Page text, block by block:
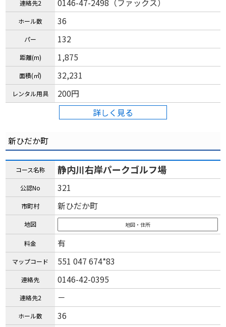
連絡先2 0146-47-2498（ファックス）
ホール数 36
パー 132
距離(m) 1,875
面積(㎡) 32,231
レンタル用具
200円
詳しく見る
新ひだか町
コース名称 静内川右岸パークゴルフ場
公認No 321
市町村 新ひだか町
地図 地図・住所
料金 有
マップコード 551 047 674*83
連絡先 0146-42-0395
連絡先2 －
ホール数 36